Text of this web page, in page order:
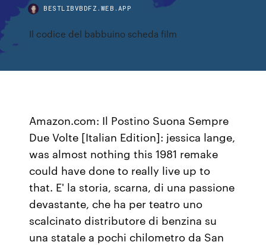
BESTLIBVBDFZ.WEB.APP
Il codice del babbuino scheda film
Amazon.com: Il Postino Suona Sempre
Due Volte [Italian Edition]: jessica lange,
was almost nothing this 1981 remake
could have done to really live up to
that. E' la storia, scarna, di una passione
devastante, che ha per teatro uno
scalcinato distributore di benzina su
una statale a pochi chilometro da San